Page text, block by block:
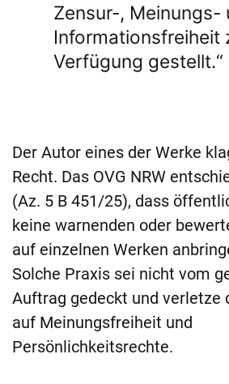
Zensur-, Meinungs-
Informationsfreiheit
Verfügung gestellt.“
Der Autor eines der Werke
Recht. Das OVG NRW
(Az. 5 B 451/25), dass
keine warnenden oder
auf einzelnen Werken
Solche Praxis sei nicht vom
Auftrag gedeckt und verletze
auf Meinungsfreiheit und
Persönlichkeitsrechte.